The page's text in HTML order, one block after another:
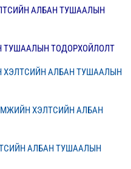
АЛБАН ТУШААЛЫН
ТУШААЛЫН ТОДОРХОЙЛОЛТ
ХЭЛТСИЙН АЛБАН ТУШААЛЫН
ХЭЛТСИЙН АЛБАН
АЛБАН ТУШААЛЫН